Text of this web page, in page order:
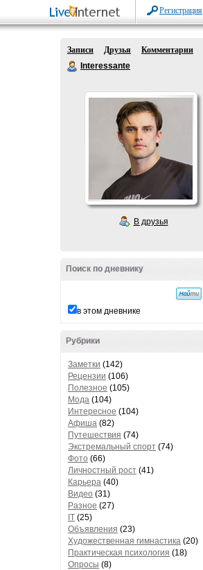
Регистрация
Записи Друзья
Комментарии
Interessante
В друзья
Поиск по дневнику
в этом дневнике
Рубрики
Заметки (142)
Рецензии (106)
Полезное (105)
Мода (104)
Интересное (104)
Афиша (82)
Путешествия (74)
Экстремальный спорт (74)
Фото (66)
Личностный рост (41)
Карьера (40)
Видео (31)
Разное (27)
IT (25)
Объявления (23)
Художественная гимнастика (20)
Практическая психология (18)
Опросы (8)